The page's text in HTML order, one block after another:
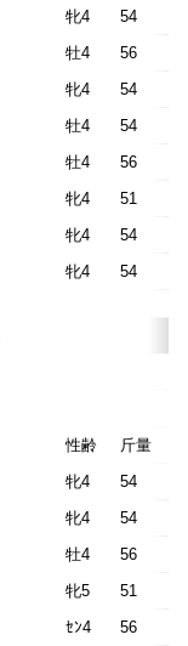
牝4 54
牡4 56
牝4 54
牡4 54
牡4 56
牝4 51
牝4 54
牝4 54
性齢 斤量
牝4 54
牝4 54
牡4 56
牝5 51
ｾﾝ4 56